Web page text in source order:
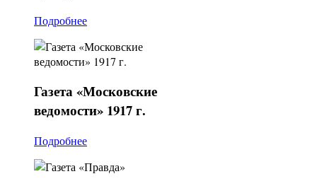
Подробнее
Газета«Московские
ведомости» 1917 г.
Подробнее